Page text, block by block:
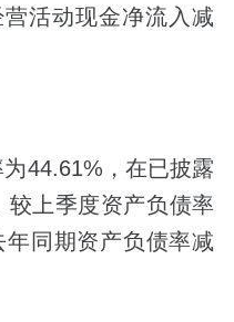
活动现金净流入减
44.61%，在已披露
较上季度资产负债率
同期资产负债率减